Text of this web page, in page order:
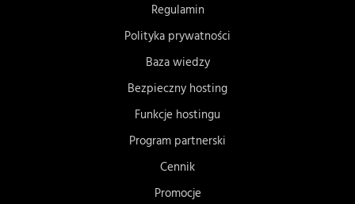
Regulamin
Polityka prywatności
Baza wiedzy
Bezpieczny hosting
Funkcje hostingu
Program partnerski
Cennik
Promocje